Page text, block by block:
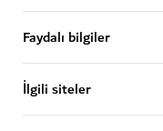
Faydalı bilgiler
İlgili siteler